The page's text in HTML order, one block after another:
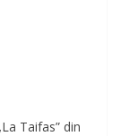
Taifas” din